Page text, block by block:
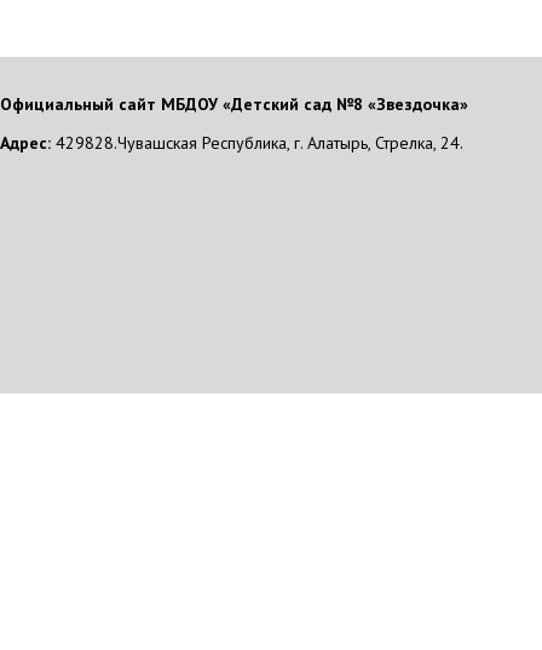
Официальный сайт МБДОУ «Детский сад №8 «Звездочка»
Адрес: 429828.Чувашская Республика, г. Алатырь, Стрелка, 24.